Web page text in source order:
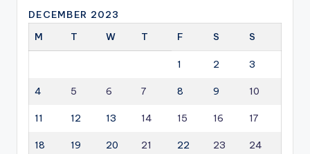
DECEMBER 2023
M
T W T F S S
1 2 3
4 5 6 7 8 9 10
11 12 13 14 15 16 17
18 19 20 21 22 23 24